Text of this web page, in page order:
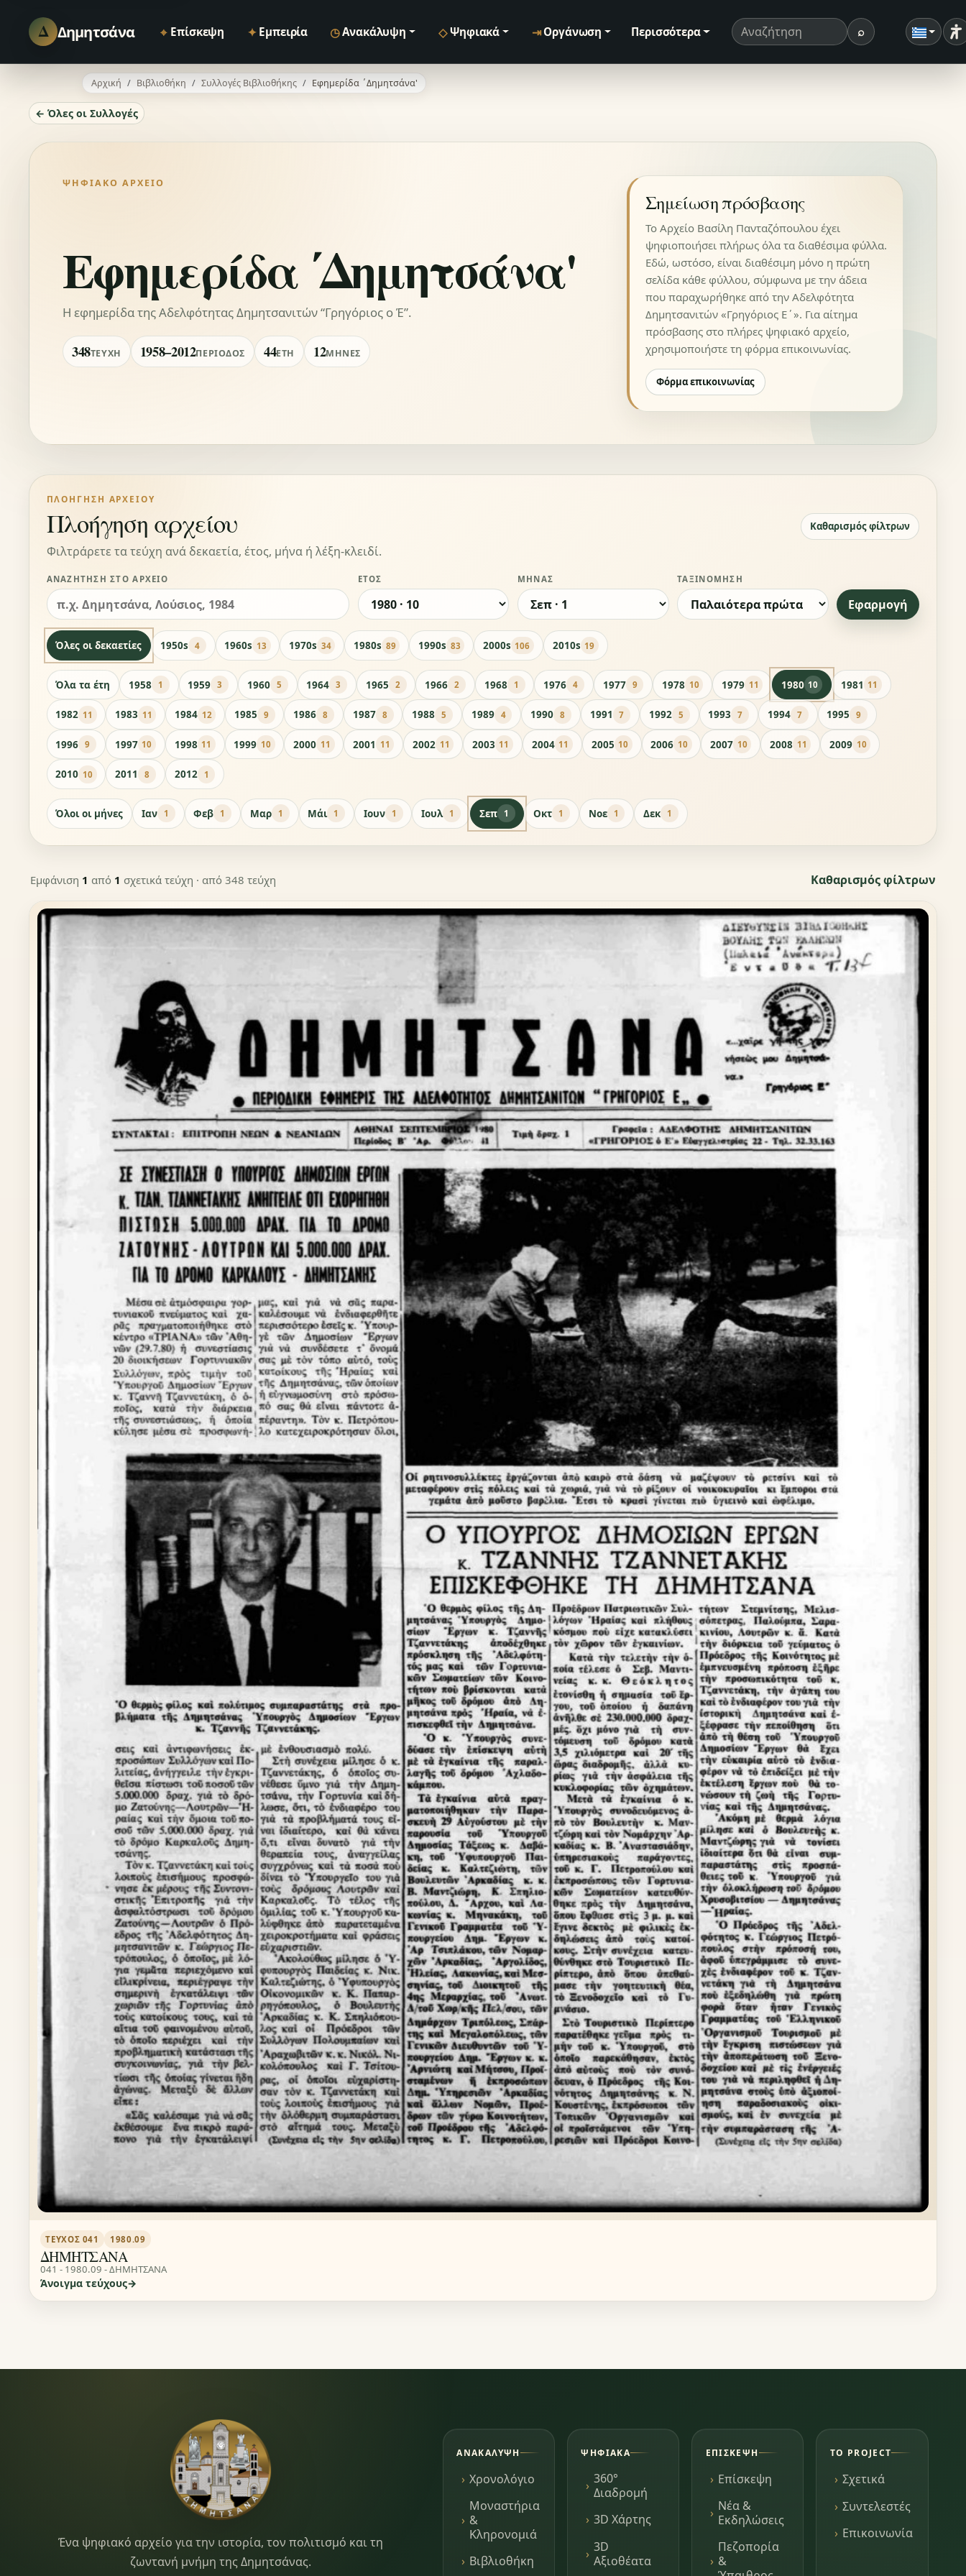
Δ Δημητσάνα ⌖ Επίσκεψη ✦ Εμπειρία ◷Ανακάλυψη ◇ Ψηφιακά ⇥ Οργάνωση Περισσότερα Όρος αναζήτησης ⌕Αναζήτηση
Αρχική Βιβλιοθήκη Συλλογές Βιβλιοθήκης Εφημερίδα ΄Δημητσάνα'
← Όλες οι Συλλογές
ΨΗΦΙΑΚΌ ΑΡΧΕΊΟ
Εφημερίδα ΄Δημητσάνα'
Η εφημερίδα της Αδελφότητας Δημητσανιτών “Γρηγόριος ο Έ”.
348ΤΕΎΧΗ 1958–2012ΠΕΡΊΟΔΟΣ 44ΈΤΗ 12ΜΉΝΕΣ
Σημείωση πρόσβασης
Το Αρχείο Βασίλη Πανταζόπουλου έχει
ψηφιοποιήσει πλήρως όλα τα διαθέσιμα φύλλα.
Εδώ, ωστόσο, είναι διαθέσιμη μόνο η πρώτη
σελίδα κάθε φύλλου, σύμφωνα με την άδεια
που παραχωρήθηκε από την Αδελφότητα
Δημητσανιτών «Γρηγόριος Ε΄». Για αίτημα
πρόσβασης στο πλήρες ψηφιακό αρχείο,
χρησιμοποιήστε τη φόρμα επικοινωνίας.
Φόρμα επικοινωνίας
ΠΛΟΉΓΗΣΗ ΑΡΧΕΊΟΥ
Πλοήγηση αρχείου
Φιλτράρετε τα τεύχη ανά δεκαετία, έτος, μήνα ή λέξη-κλειδί.
Καθαρισμός φίλτρων
ΑΝΑΖΉΤΗΣΗ ΣΤΟ ΑΡΧΕΊΟ ΈΤΟΣ ΜΉΝΑΣ ΤΑΞΙΝΌΜΗΣΗ
Εφαρμογή
Όλες οι δεκαετίες 1950s 4 1960s 13 1970s 34 1980s 89 1990s 83 2000s 106 2010s 19
Όλα τα έτη 1958 1 1959 3 1960 5 1964 3 1965 2 1966 2 1968 1 1976 4 1977 9 1978 10 1979 11 1980 10 1981 11
1982 11 1983 11 1984 12 1985 9 1986 8 1987 8 1988 5 1989 4 1990 8 1991 7 1992 5 1993 7 1994 7 1995 9
1996 9 1997 10 1998 11 1999 10 2000 11 2001 11 2002 11 2003 11 2004 11 2005 10 2006 10 2007 10 2008 11 2009 10
2010 10 2011 8 2012 1
Όλοι οι μήνες Ιαν 1 Φεβ 1 Μαρ 1 Μάι 1 Ιουν 1 Ιουλ 1 Σεπ 1 Οκτ 1 Νοε 1 Δεκ 1
Εμφάνιση 1 από 1 σχετικά τεύχη · από 348 τεύχη Καθαρισμός φίλτρων
ΤΕΎΧΟΣ 041 1980.09
ΔΗΜΗΤΣΑΝΑ
041 - 1980.09 - ΔΗΜΗΤΣΑΝΑ
Άνοιγμα τεύχους
Dimitsana.gr
Ένα ψηφιακό αρχείο για την ιστορία, τον πολιτισμό και τη
ζωντανή μνήμη της Δημητσάνας.
ΑΝΑΚΆΛΥΨΗ
Χρονολόγιο
Μοναστήρια
&
Κληρονομιά
Βιβλιοθήκη
ΨΗΦΙΑΚΆ
360°
Διαδρομή
3D Χάρτης
3D
Αξιοθέατα
ΕΠΊΣΚΕΨΗ
Επίσκεψη
Νέα &
Εκδηλώσεις
Πεζοπορία
&
ΤΟ PROJECT
Σχετικά
Συντελεστές
Επικοινωνία